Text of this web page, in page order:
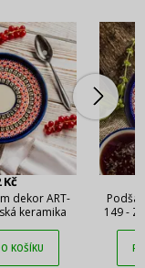
Kč
dekor ART-
keramika
KOŠÍKU
149 -